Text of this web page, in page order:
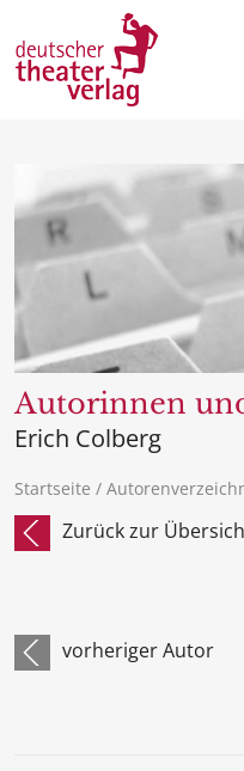
Autorinnen
Erich Colberg
Startseite /
Zurück zur
vorheriger Autor